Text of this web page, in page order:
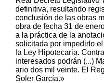
definitiva, resultando
conclusión de las obras
obra de fecha 31 de
a la práctica de la
solicitada por impedirlo
la Ley Hipotecaria.
interesados podrán (...)
ario dos mil veinte. El
Soler García.»